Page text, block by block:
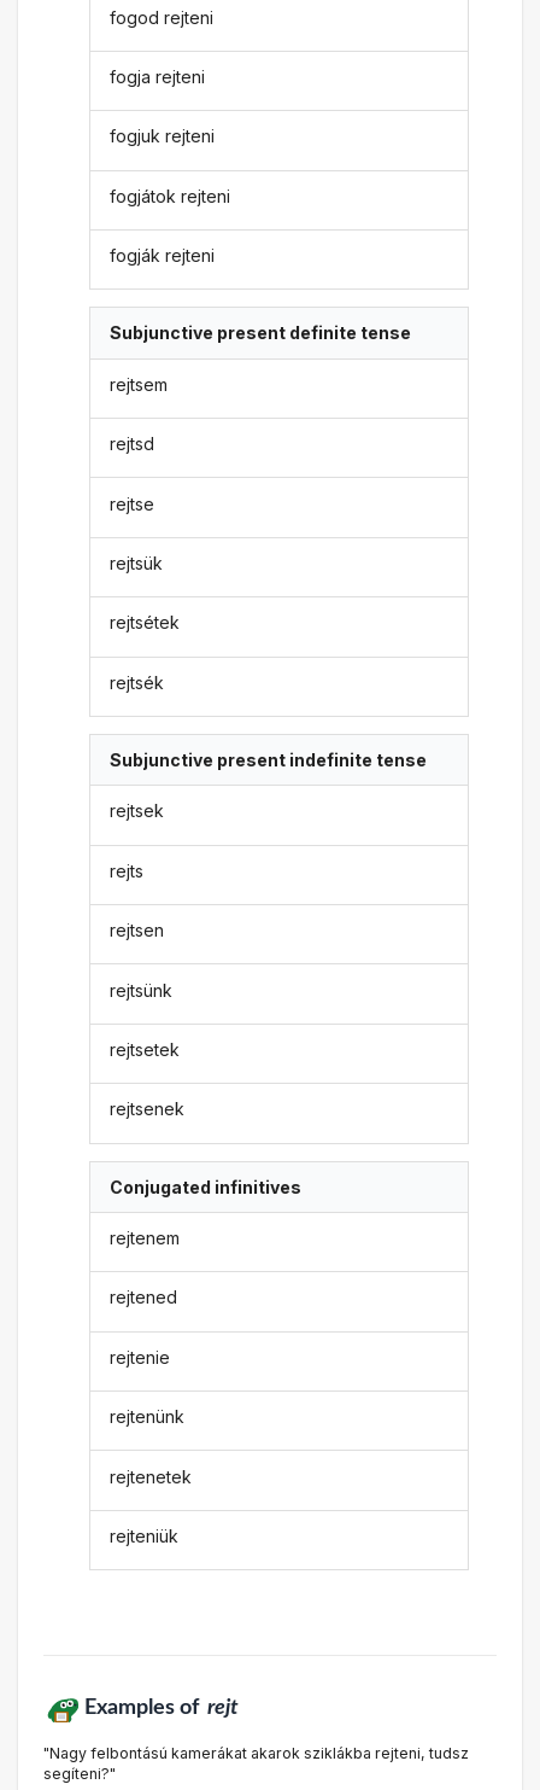
fogod rejteni
fogja rejteni
fogjuk rejteni
fogjátok rejteni
fogják rejteni
Subjunctive present definite tense
rejtsem
rejtsd
rejtse
rejtsük
rejtsétek
rejtsék
Subjunctive present indefinite tense
rejtsek
rejts
rejtsen
rejtsünk
rejtsetek
rejtsenek
Conjugated infinitives
rejtenem
rejtened
rejtenie
rejtenünk
rejtenetek
rejteniük
Examples of rejt
"Nagy felbontású kamerákat akarok sziklákba rejteni, tudsz
segíteni?"